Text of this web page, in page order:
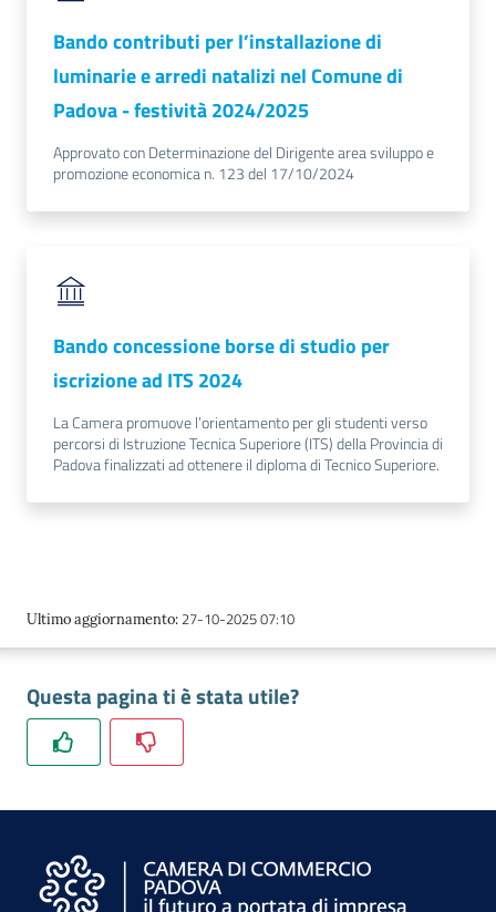
Bando contributi per l’installazione di
luminarie e arredi natalizi nel Comune di
Padova - festività 2024/2025
Approvato con Determinazione del Dirigente area sviluppo e
promozione economica n. 123 del 17/10/2024
Bando concessione borse di studio per
iscrizione ad ITS 2024
La Camera promuove l’orientamento per gli studenti verso
percorsi di Istruzione Tecnica Superiore (ITS) della Provincia di
Padova finalizzati ad ottenere il diploma di Tecnico Superiore.
Ultimo aggiornamento: 27-10-2025 07:10
Questa pagina ti è stata utile?